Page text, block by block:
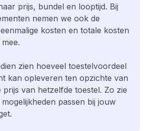
prijs, bundel en looptijd. Bij
nemen we ook de
kosten en totale kosten
zien hoeveel toestelvoordeel
kan opleveren ten opzichte van
prijs van hetzelfde toestel. Zo zie
passen bij jouw